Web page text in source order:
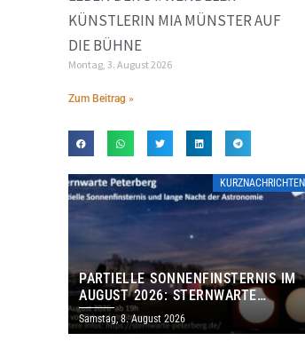
KÜNSTLERIN MIA MÜNSTER AUF
DIE BÜHNE
Montag, 3. August 2026
Zum Beitrag »
KURZNACHRICHTEN
PARTIELLE SONNENFINSTERNIS IM
AUGUST 2026: STERNWARTE
PETERBERG ÖFFNET KOSTENLOS
IHRE TORE
Samstag, 8. August 2026